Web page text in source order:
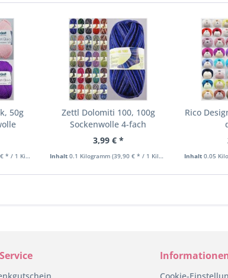
50g
Kilogramm)
Zettl Dolomiti 100, 100g
Sockenwolle 4-fach
3,99 € *
Inhalt 0.1 Kilogramm (39,90 € * / 1 Kilogramm)
Rico
Inhalt0.05